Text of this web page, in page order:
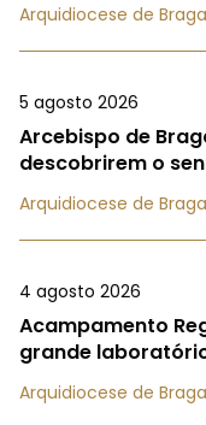
Arquidiocese de Braga
5 agosto 2026
Arcebispo de
descobrirem o
Arquidiocese de Braga
4 agosto 2026
Acampamento
grande
Arquidiocese de Braga